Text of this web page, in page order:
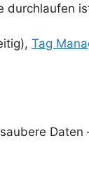
durchlaufen
Tag